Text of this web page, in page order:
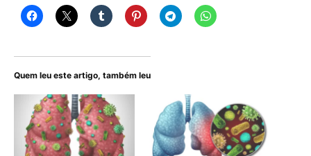
Quem leu este artigo, também leu